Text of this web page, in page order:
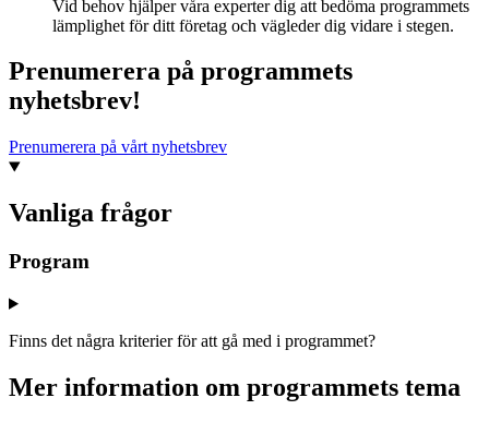
Vid behov hjälper våra experter dig att bedöma programmets
lämplighet för ditt företag och vägleder dig vidare i stegen.
Prenumerera på programmets
nyhetsbrev!
Prenumerera på vårt nyhetsbrev
Vanliga frågor
Program
Finns det några kriterier för att gå med i programmet?
Mer information om programmets tema